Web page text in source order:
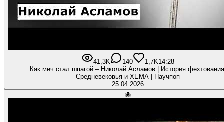
41,3K 140 1,7K14:28
Как меч стал шпагой – Николай Асламов | История
Средневековья и ХЕМА | Научпоп
25.04.2026
🐙